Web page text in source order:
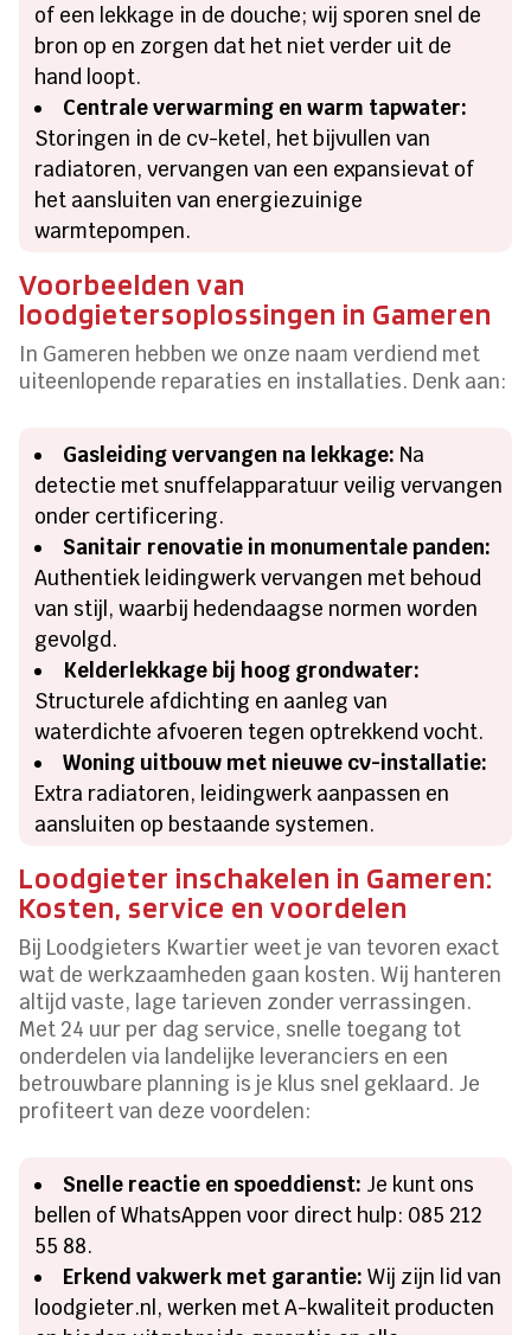
of een lekkage in de douche; wij sporen snel de
bron op en zorgen dat het niet verder uit de
hand loopt.
Centrale verwarming en warm tapwater:
Storingen in de cv-ketel, het bijvullen van
radiatoren, vervangen van een expansievat of
het aansluiten van energiezuinige
warmtepompen.
Voorbeelden van
loodgietersoplossingen in Gameren
In Gameren hebben we onze naam verdiend met
uiteenlopende reparaties en installaties. Denk aan:
Gasleiding vervangen na lekkage: Na
detectie met snuffelapparatuur veilig vervangen
onder certificering.
Sanitair renovatie in monumentale panden:
Authentiek leidingwerk vervangen met behoud
van stijl, waarbij hedendaagse normen worden
gevolgd.
Kelderlekkage bij hoog grondwater:
Structurele afdichting en aanleg van
waterdichte afvoeren tegen optrekkend vocht.
Woning uitbouw met nieuwe cv-installatie:
Extra radiatoren, leidingwerk aanpassen en
aansluiten op bestaande systemen.
Loodgieter inschakelen in Gameren:
Kosten, service en voordelen
Bij Loodgieters Kwartier weet je van tevoren exact
wat de werkzaamheden gaan kosten. Wij hanteren
altijd vaste, lage tarieven zonder verrassingen.
Met 24 uur per dag service, snelle toegang tot
onderdelen via landelijke leveranciers en een
betrouwbare planning is je klus snel geklaard. Je
profiteert van deze voordelen:
Snelle reactie en spoeddienst: Je kunt ons
bellen of WhatsAppen voor direct hulp: 085 212
55 88.
Erkend vakwerk met garantie: Wij zijn lid van
loodgieter.nl, werken met A-kwaliteit producten